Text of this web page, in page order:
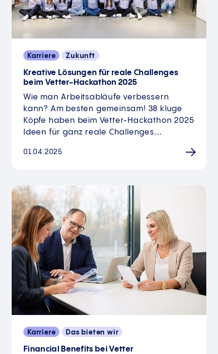
Karriere Zukunft
Kreative Lösungen für reale Challenges
beim Vetter-Hackathon 2025
Wie man Arbeitsabläufe verbessern
kann? Am besten gemeinsam! 38 kluge
Köpfe haben beim Vetter-Hackathon 2025
Ideen für ganz reale Challenges…
01.04.2025
Karriere Das bieten wir
Financial Benefits bei Vetter